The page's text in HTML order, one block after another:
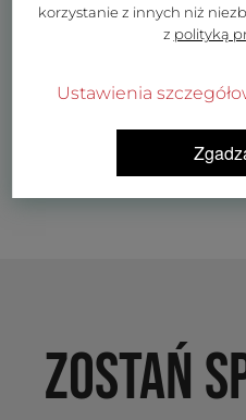
ZOSTAŃ
korzystanie z innych niż
z polityką
Ustawienia